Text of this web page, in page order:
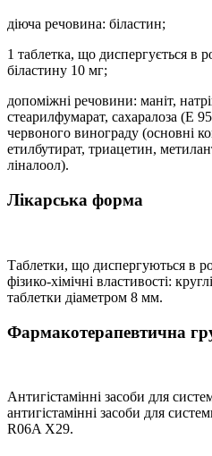
діюча речовина: біластин;
1 таблетка, що диспергується в
біластину 10 мг;
допоміжні речовини: маніт,
стеарилфумарат, сахаралоза (Е
червоного винограду (основні
етилбутират, триацетин,
ліналоол).
Лікарська форма
Таблетки, що диспергуються в
фізико-хімічні властивості:
таблетки діаметром 8 мм.
Фармакотерапевтична
Антигістамінні засоби для
антигістамінні засоби для
R06A X29.